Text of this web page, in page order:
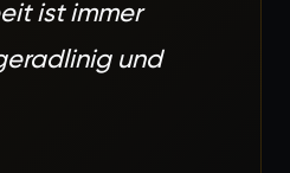
ist immer
und